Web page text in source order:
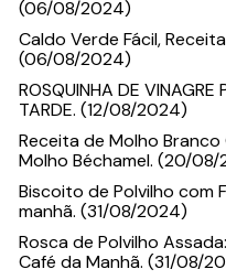
(06/08/2024)
Caldo Verde Fácil,
(06/08/2024)
ROSQUINHA DE VINAGRE
TARDE. (12/08/2024)
Receita de Molho
Molho Béchamel. (20/
Biscoito de Polvilho com
manhã. (31/08/2024)
Rosca de Polvilho
Café da Manhã. (31/08/